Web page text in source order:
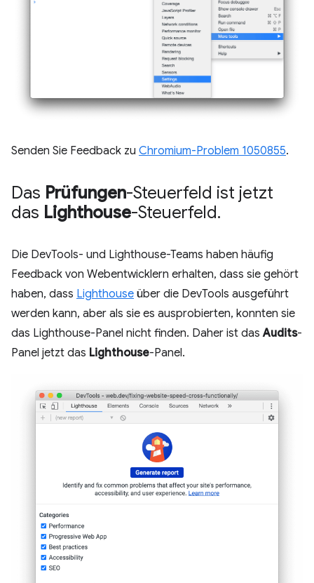
Senden Sie Feedback zu Chromium-Problem 1050855.
Das Prüfungen-Steuerfeld ist jetzt
das Lighthouse-Steuerfeld.
Die DevTools- und Lighthouse-Teams haben häufig
Feedback von Webentwicklern erhalten, dass sie gehört
haben, dass Lighthouse über die DevTools ausgeführt
werden kann, aber als sie es ausprobierten, konnten sie
das Lighthouse-Panel nicht finden. Daher ist dasAudits-
Panel jetzt das Lighthouse-Panel.